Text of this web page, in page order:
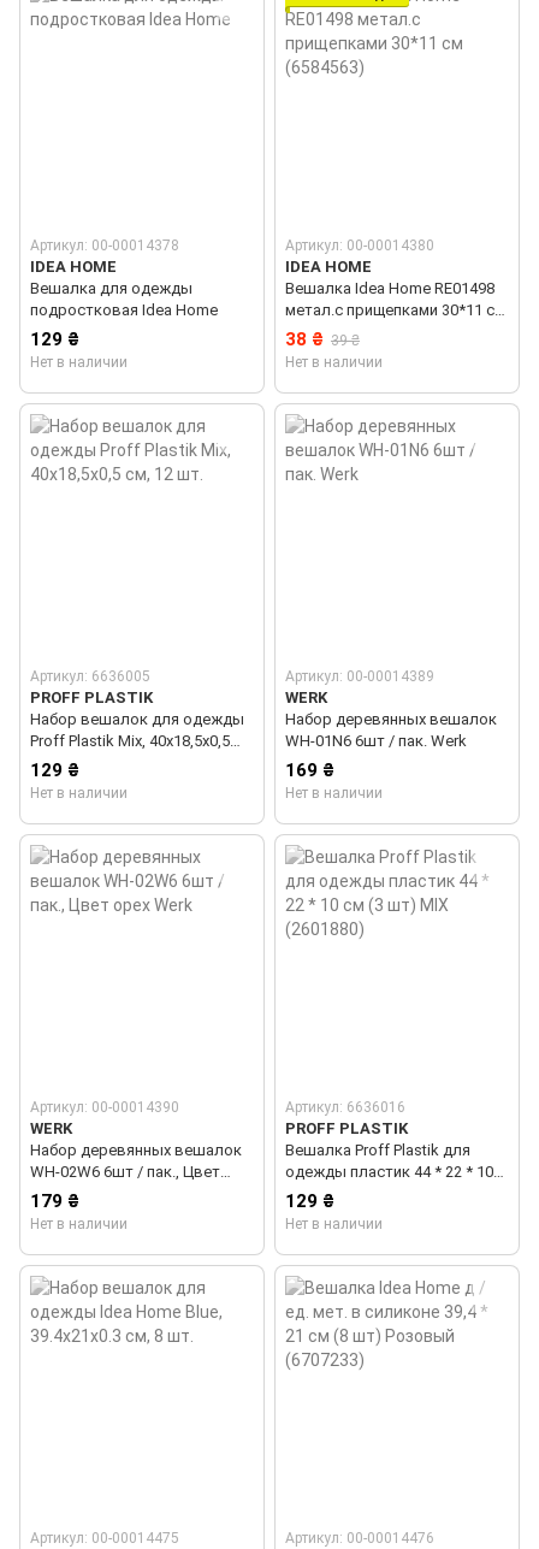
Артикул: 00-00014378
IDEA HOME
Вешалка для одежды
подростковая Idea Home
129 ₴
Нет в наличии
Артикул: 00-00014380
IDEA HOME
Вешалка Idea Home RE01498
метал.с прищепками 30*11 см
(6584563)
38 ₴ 39 ₴
Нет в наличии
Артикул: 6636005
PROFF PLASTIK
Набор вешалок для одежды
Proff Plastik Mix, 40х18,5х0,5
см, 12 шт.
129 ₴
Нет в наличии
Артикул: 00-00014389
WERK
Набор деревянных вешалок
WH-01N6 6шт / пак. Werk
169 ₴
Нет в наличии
Артикул: 00-00014390
WERK
Набор деревянных вешалок
WH-02W6 6шт / пак., Цвет
орех Werk
179 ₴
Нет в наличии
Артикул: 6636016
PROFF PLASTIK
Вешалка Proff Plastik для
одежды пластик 44 * 22 * 10
см (3 шт) MIX (2601880)
129 ₴
Нет в наличии
Артикул: 00-00014475 Артикул: 00-00014476